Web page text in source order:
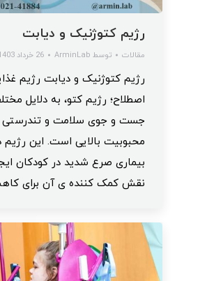
رژیم کتوژنیک و دیابت
مقالات توسط ArminLab 26 خرداد 1403
رژیم کتوژنیک و دیابت رژیم
اصطلاح؛ رژیم کتو، به دلایل
جست و جوی سلامت و تندرستی
بیماری صرع شدید در کودکان
نقش کمک کننده ی آن برای